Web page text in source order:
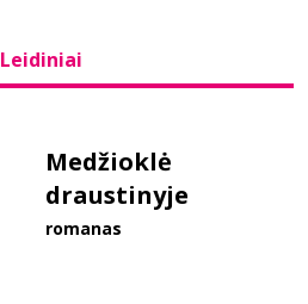
+370 667 80 541
info@elvislab.lt
Leidiniai
Medžioklė
draustinyje
romanas